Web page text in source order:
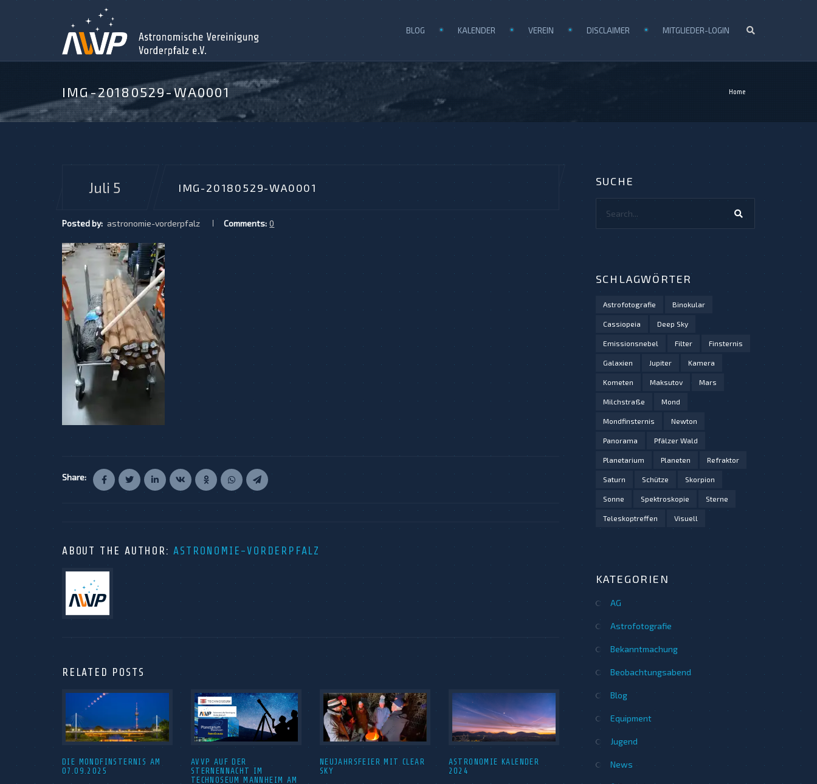
BLOG KALENDER VEREIN DISCLAIMER MITGLIEDER-LOGIN
IMG-20180529-WA0001 Home
Juli 5 IMG-20180529-WA0001
Posted by: astronomie-vorderpfalz Comments: 0
Share:
ABOUT THE AUTHOR:ASTRONOMIE-VORDERPFALZ
RELATED POSTS
DIE MONDFINSTERNIS AM
07.09.2025
AVVP AUF DER
STERNENNACHT IM
TECHNOSEUM MANNHEIM AM
NEUJAHRSFEIER MIT CLEAR
SKY
ASTRONOMIE KALENDER
2024
SUCHE
Search...
SCHLAGWÖRTER
Astrofotografie Binokular
Cassiopeia Deep Sky
Emissionsnebel Filter Finsternis
Galaxien Jupiter Kamera
Kometen Maksutov Mars
Milchstraße Mond
Mondfinsternis Newton
Panorama Pfälzer Wald
Planetarium Planeten Refraktor
Saturn Schütze Skorpion
Sonne Spektroskopie Sterne
Teleskoptreffen Visuell
KATEGORIEN
AG
Astrofotografie
Bekanntmachung
Beobachtungsabend
Blog
Equipment
Jugend
News